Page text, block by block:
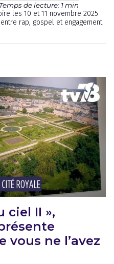
Temps de lecture: 1 min
les 10 et 11 novembre 2025
rap, gospel et engagement
ciel II »,
vous ne l’avez